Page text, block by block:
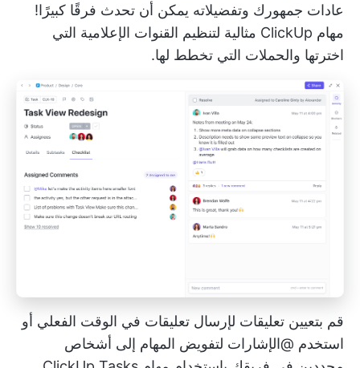
عادات جمهورك وتفضيلاته يمكن أن تحدث فرقًا كبيرًا!
مهام ClickUp
مثالية لتنظيم القنوات الإعلامية التي
اخترتها والحملات التي تخطط لها.
قم بتعيين تعليقات لإرسال تعليقات في الوقت الفعلي أو
استخدم @الإشارات لتفويض المهام إلى أشخاص